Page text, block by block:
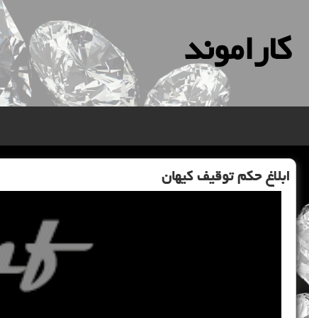
كاراموند
ابلاغ حكم توقیف كیهان